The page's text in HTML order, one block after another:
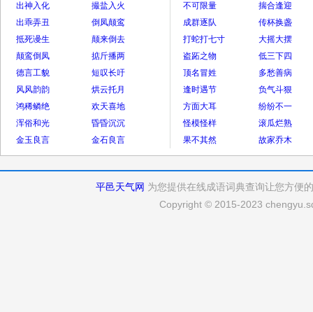
出神入化
撮盐入火
出乖弄丑
倒凤颠鸾
抵死谩生
颠来倒去
颠鸾倒凤
掂斤播两
德言工貌
短叹长吁
风风韵韵
烘云托月
鸿稀鳞绝
欢天喜地
浑俗和光
昏昏沉沉
金玉良言
金石良言
不可限量
揣合逢迎
成群逐队
传杯换盏
打蛇打七寸
大摇大摆
盗跖之物
低三下四
顶名冒姓
多愁善病
逢时遇节
负气斗狠
方面大耳
纷纷不一
怪模怪样
滚瓜烂熟
果不其然
故家乔木
平邑天气网 为您提供在线成语词典查询让您方便
Copyright © 2015-2023